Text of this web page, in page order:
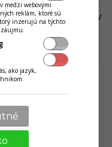
viac! Zvýšte si tržby
prispôsobeným
medzi webovými
reklám, ktoré sú
inzerujú na týchto
ako jazyk,